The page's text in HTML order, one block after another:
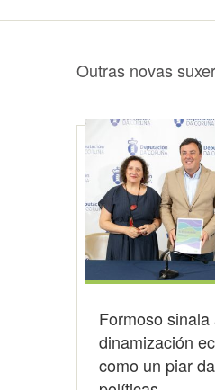
Outras novas
Formoso sinala
dinamización
como un piar